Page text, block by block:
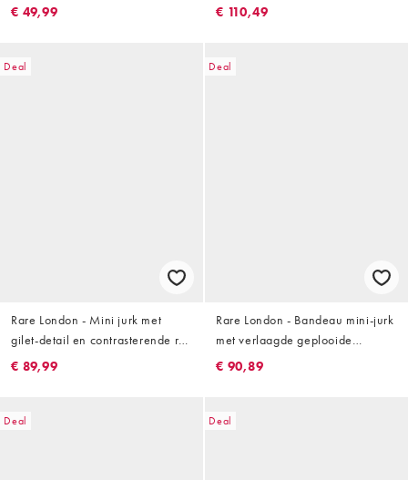
mouwen en doorschijnende
€ 49,99
achterkant en plooien aan de
€ 110,49
Deal
Rare London - Mini jurk met
gilet-detail en contrasterende rok
in zwart en wit
€ 89,99
Deal
Rare London - Bandeau mini-jurk
met verlaagde geplooide
zijkanten in rood gebloemd
€ 90,89
Deal Deal